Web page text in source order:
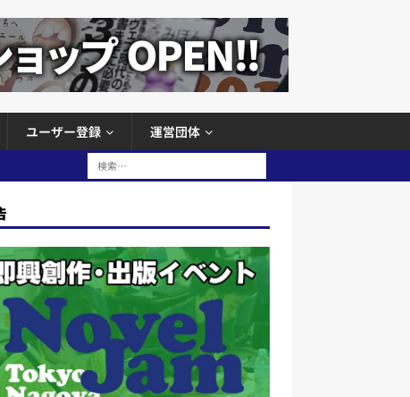
ユーザー登録 運営団体